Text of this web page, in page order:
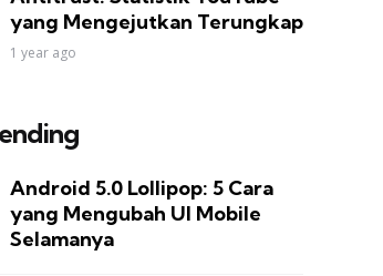
yang Mengejutkan Terungkap
1 year ago
Android 5.0 Lollipop: 5 Cara
yang Mengubah UI Mobile
Selamanya